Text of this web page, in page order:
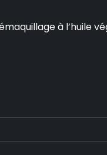
à l’huile